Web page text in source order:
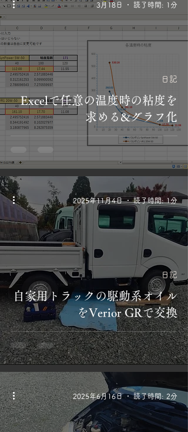
Excelで任意の温度時の粘度を
求める&グラフ化
日記
3月18日 読了時間: 1分
自家用トラックの駆動系オイル
をVerior GRで交換
日記
2025年11月4日 読了時間: 1分
2025年6月16日 読了時間: 2分